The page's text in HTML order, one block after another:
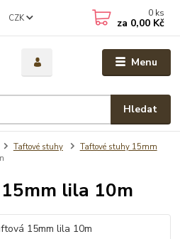
Menu
CZK
Hledat
0 ks
za 0,00 Kč
Taftové stuhy
Taftové stuhy 15mm
lila 10m